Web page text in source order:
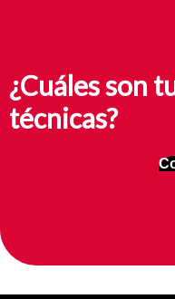
¿Cuáles son
técnicas?